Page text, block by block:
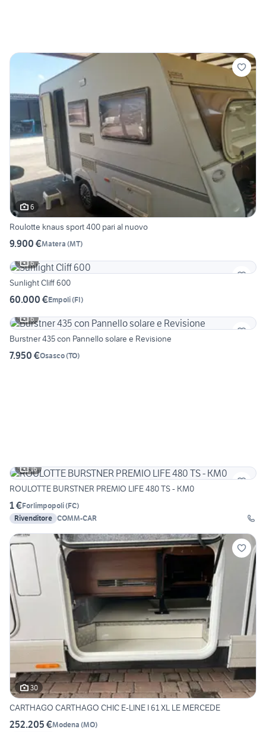
6
Roulotte knaus sport 400 pari al nuovo
9.900 €Matera (MT)
6
Sunlight Cliff 600
60.000 €Empoli(FI)
6
Burstner 435 con Pannello solare e Revisione
7.950 €Osasco(TO)
16
ROULOTTE BURSTNER PREMIO LIFE 480 TS - KM0
1 €Forlimpopoli(FC)
Rivenditore COMM-CAR
30
CARTHAGO CARTHAGO CHIC E-LINE I 61 XL LE MERCEDE
252.205 €Modena (MO)